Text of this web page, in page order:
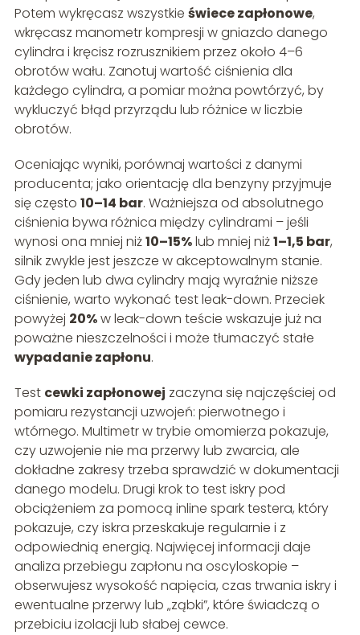
Potem wykręcasz wszystkie świece zapłonowe,
wkręcasz manometr kompresji w gniazdo danego
cylindra i kręcisz rozrusznikiem przez około 4–6
obrotów wału. Zanotuj wartość ciśnienia dla
każdego cylindra, a pomiar można powtórzyć, by
wykluczyć błąd przyrządu lub różnice w liczbie
obrotów.
Oceniając wyniki, porównaj wartości z danymi
producenta; jako orientację dla benzyny przyjmuje
się często 10–14 bar. Ważniejsza od absolutnego
ciśnienia bywa różnica między cylindrami – jeśli
wynosi ona mniej niż10–15%lub mniej niż1–1,5 bar,
silnik zwykle jest jeszcze w akceptowalnym stanie.
Gdy jeden lub dwa cylindry mają wyraźnie niższe
ciśnienie, warto wykonać test leak-down. Przeciek
powyżej 20%w leak-down teście wskazuje już na
poważne nieszczelności i może tłumaczyć stałe
wypadanie zapłonu.
Test cewki zapłonowej zaczyna się najczęściej od
pomiaru rezystancji uzwojeń: pierwotnego i
wtórnego. Multimetr w trybie omomierza pokazuje,
czy uzwojenie nie ma przerwy lub zwarcia, ale
dokładne zakresy trzeba sprawdzić w dokumentacji
danego modelu. Drugi krok to test iskry pod
obciążeniem za pomocą inline spark testera, który
pokazuje, czy iskra przeskakuje regularnie i z
odpowiednią energią. Najwięcej informacji daje
analiza przebiegu zapłonu na oscyloskopie –
obserwujesz wysokość napięcia, czas trwania iskry i
ewentualne przerwy lub „ząbki”, które świadczą o
przebiciu izolacji lub słabej cewce.